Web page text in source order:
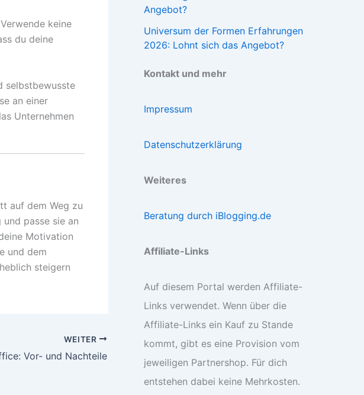
keine
du deine
selbstbewusste
an einer
Unternehmen
auf dem Weg zu
passe sie an
Motivation
und dem
steigern
WEITER
Vor- und Nachteile
Angebot?
Universum der Formen Erfahrungen
2026: Lohnt sich das Angebot?
Kontakt und mehr
Impressum
Datenschutzerklärung
Weiteres
Beratung durch iBlogging.de
Affiliate-Links
Auf diesem Portal werden Affiliate-
Links verwendet. Wenn über die
Affiliate-Links ein Kauf zu Stande
kommt, gibt es eine Provision vom
jeweiligen Partnershop. Für dich
entstehen dabei keine Mehrkosten.